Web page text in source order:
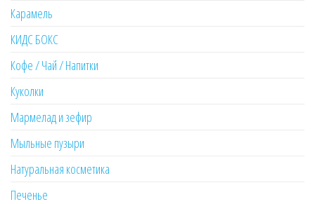
Карамель
КИДС БОКС
Кофе / Чай / Напитки
Куколки
Мармелад и зефир
Мыльные пузыри
Натуральная косметика
Печенье